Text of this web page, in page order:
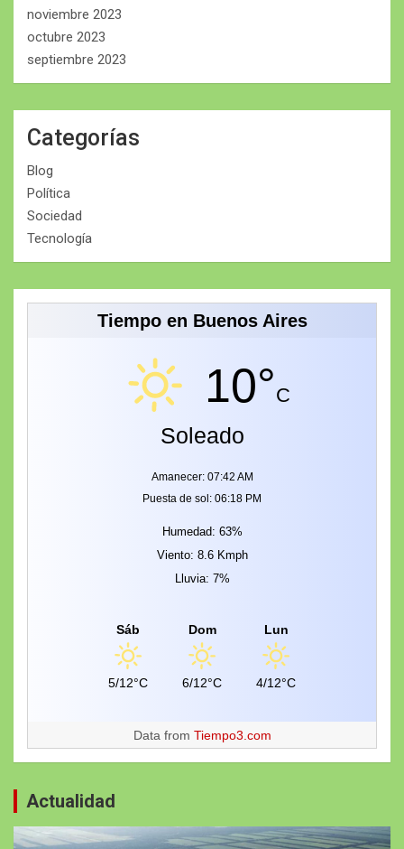
noviembre 2023
octubre 2023
septiembre 2023
Categorías
Blog
Política
Sociedad
Tecnología
Tiempo en Buenos Aires
10°C
Soleado
Amanecer: 07:42 AM
Puesta de sol: 06:18 PM
Humedad: 63%
Viento: 8.6 Kmph
Lluvia: 7%
Sáb
5/12°C
Dom
6/12°C
Lun
4/12°C
Data from Tiempo3.com
Actualidad